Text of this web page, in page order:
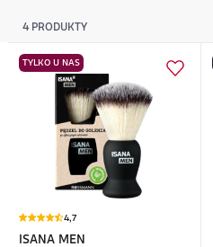
4 PRODUKTY
TYLKO U NAS
4,7
ISANA MEN